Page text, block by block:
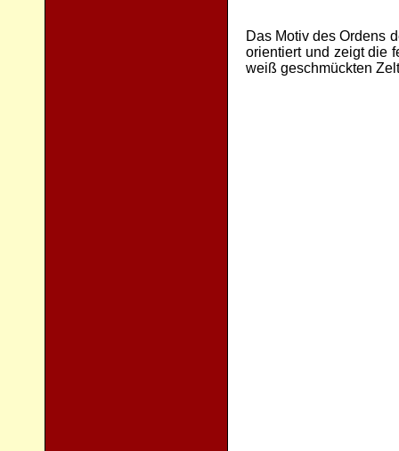
Das Motiv des Ordens
orientiert und zeigt die
weiß geschmückten